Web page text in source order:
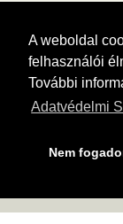
A weboldal
felhasználói
További
Adatvédelmi
Nem
Tudj meg
menü, cégek….